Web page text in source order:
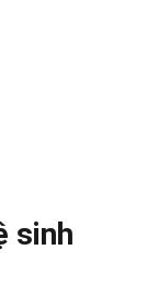
sinh